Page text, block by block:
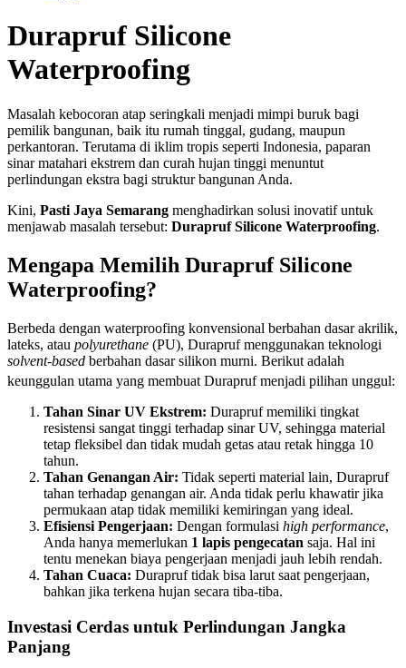
Durapruf Silicone
Waterproofing
Masalah kebocoran atap seringkali menjadi mimpi buruk bagi
pemilik bangunan, baik itu rumah tinggal, gudang, maupun
perkantoran. Terutama di iklim tropis seperti Indonesia, paparan
sinar matahari ekstrem dan curah hujan tinggi menuntut
perlindungan ekstra bagi struktur bangunan Anda.
Kini, Pasti Jaya Semarang menghadirkan solusi inovatif untuk
menjawab masalah tersebut: Durapruf Silicone Waterproofing.
Mengapa Memilih Durapruf Silicone
Waterproofing?
Berbeda dengan waterproofing konvensional berbahan dasar akrilik,
lateks, atau polyurethane (PU), Durapruf menggunakan teknologi
solvent-based berbahan dasar silikon murni. Berikut adalah
keunggulan utama yang membuat Durapruf menjadi pilihan unggul:
Tahan Sinar UV Ekstrem: Durapruf memiliki tingkat
resistensi sangat tinggi terhadap sinar UV, sehingga material
tetap fleksibel dan tidak mudah getas atau retak hingga 10
tahun.
Tahan Genangan Air: Tidak seperti material lain, Durapruf
tahan terhadap genangan air. Anda tidak perlu khawatir jika
permukaan atap tidak memiliki kemiringan yang ideal.
Efisiensi Pengerjaan: Dengan formulasi high performance,
Anda hanya memerlukan 1 lapis pengecatan saja. Hal ini
tentu menekan biaya pengerjaan menjadi jauh lebih rendah.
Tahan Cuaca: Durapruf tidak bisa larut saat pengerjaan,
bahkan jika terkena hujan secara tiba-tiba.
Investasi Cerdas untuk Perlindungan Jangka
Panjang